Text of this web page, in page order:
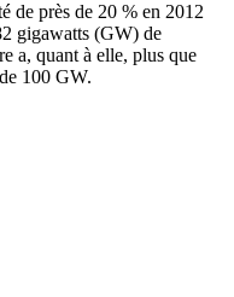
de près de 20 % en 2012
gigawatts (GW) de
a, quant à elle, plus que
100 GW.